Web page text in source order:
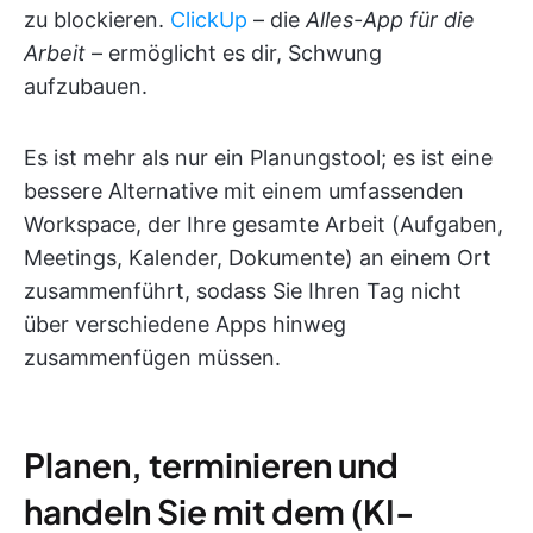
zu blockieren. ClickUp – die Alles-App für die
Arbeit – ermöglicht es dir, Schwung
aufzubauen.
Es ist mehr als nur ein Planungstool; es ist eine
bessere Alternative mit einem umfassenden
Workspace, der Ihre gesamte Arbeit (Aufgaben,
Meetings, Kalender, Dokumente) an einem Ort
zusammenführt, sodass Sie Ihren Tag nicht
über verschiedene Apps hinweg
zusammenfügen müssen.
Planen, terminieren und
handeln Sie mit dem (KI-